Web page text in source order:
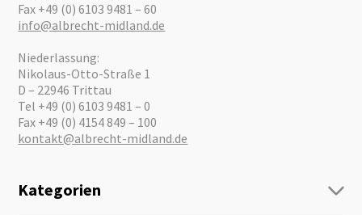
Fax +49 (0) 6103 9481 – 60
info@albrecht-midland.de
Niederlassung:
Nikolaus-Otto-Straße 1
D – 22946 Trittau
Tel +49 (0) 6103 9481 – 0
Fax +49 (0) 4154 849 – 100
kontakt@albrecht-midland.de
Kategorien